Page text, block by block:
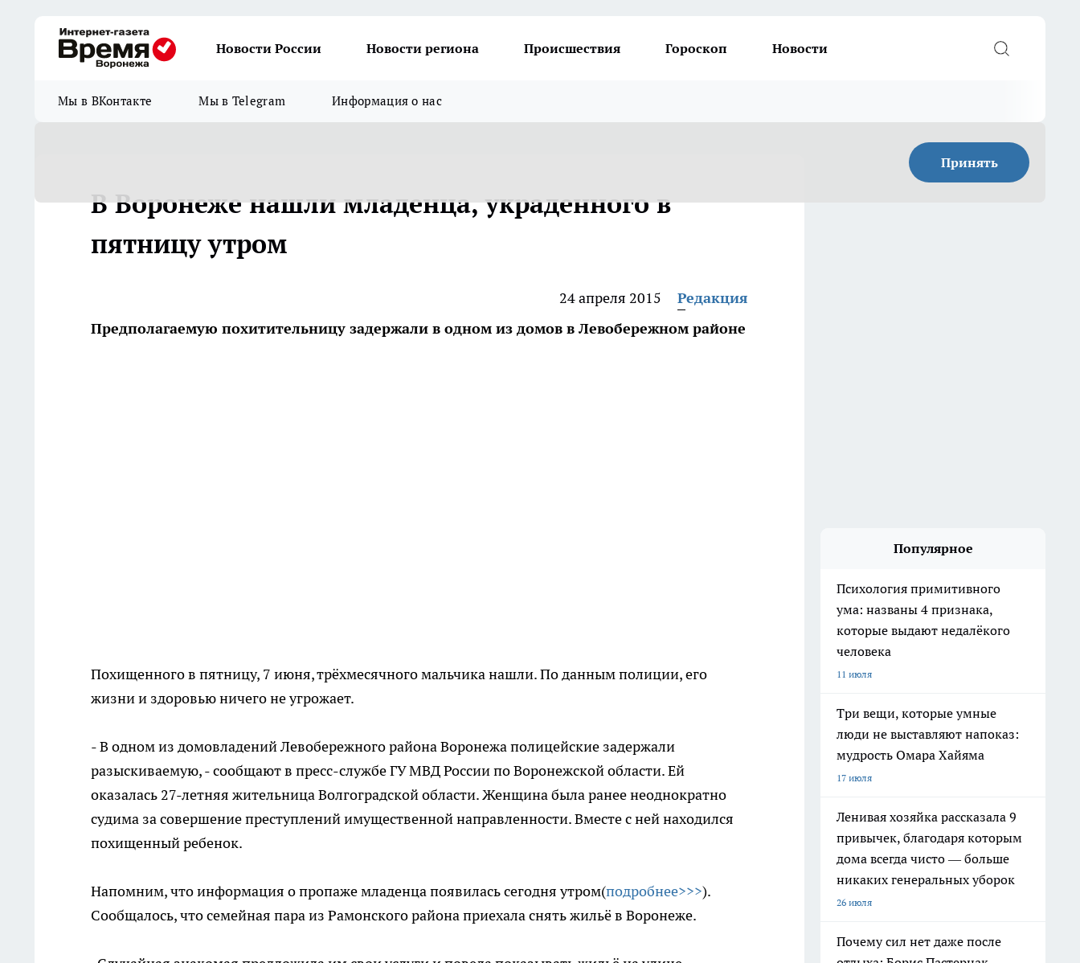
Новости России Новости региона Происшествия Гороскоп Новости
Мы в ВКонтакте Мы в Telegram Информация о нас
Принять
В Воронеже нашли младенца, украденного в
пятницу утром
24 апреля 2015
Редакция
Предполагаемую похитительницу задержали в одном из домов в Левобережном районе
Похищенного в пятницу, 7 июня, трёхмесячного мальчика нашли. По данным полиции, его
жизни и здоровью ничего не угрожает.
- В одном из домовладений Левобережного района Воронежа полицейские задержали
разыскиваемую, - сообщают в пресс-службе ГУ МВД России по Воронежской области. Ей
оказалась 27-летняя жительница Волгоградской области. Женщина была ранее неоднократно
судима за совершение преступлений имущественной направленности. Вместе с ней находился
похищенный ребенок.
Напомним, что информация о пропаже младенца появилась сегодня утром(подробнее>>>).
Сообщалось, что семейная пара из Рамонского района приехала снять жильё в Воронеже.
Популярное
Психология примитивного
ума: названы 4 признака,
которые выдают недалёкого
человека
11 июля
Три вещи, которые умные
люди не выставляют напоказ:
мудрость Омара Хайяма
17 июля
Ленивая хозяйка рассказала 9
привычек, благодаря которым
дома всегда чисто — больше
никаких генеральных уборок
26 июля
Почему сил нет даже после